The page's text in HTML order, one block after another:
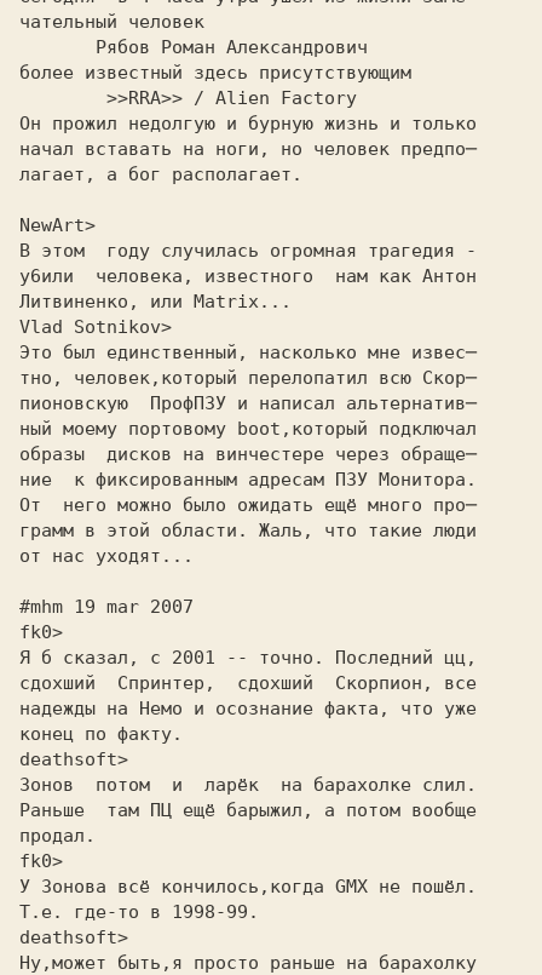
чательный человек
       Рябов Роман Александрович
более известный здесь присутствующим
        >>RRA>> / Alien Factory
Он прожил недолгую и бурную жизнь и только
начал вставать на ноги, но человек предпо─
лагает, а бог располагает.
NewArt>
B этoм  гoдy слyчилaсь oгpoмнaя тpaгeдия -
y6или  чeлoвeкa, извeстнoгo  нaм кaк Aнтoн
Литвинeнкo, или Matrix...
Vlad Sotnikov>
Это был единственный, насколько мне извес─
тно, человек,котоpый пеpелопатил всю Скоp─
пионовскую  ПpофПЗУ и написал альтеpнатив─
ный моему поpтовому boot,котоpый подключал
обpазы  дисков на винчестеpе чеpез обpаще─
ние  к фиксиpованным адpесам ПЗУ Монитоpа.
От  него можно было ожидать ещё много пpо─
гpамм в этой области. Жаль, что такие люди
от нас уходят...
#mhm 19 mar 2007
fk0>
Я б сказал, с 2001 -- точно. Последний цц,
сдохший  Спринтер,  сдохший  Скорпион, все
надежды на Немо и осознание факта, что уже
конец по факту.
deathsoft>
Зонов  потом  и  ларёк  на барахолке слил.
Раньше  там ПЦ ещё барыжил, а потом вообще
продал.
fk0>
У Зонова всё кончилось,когда GMX не пошёл.
Т.е. где-то в 1998-99.
deathsoft>
Ну,может быть,я просто раньше на барахолку